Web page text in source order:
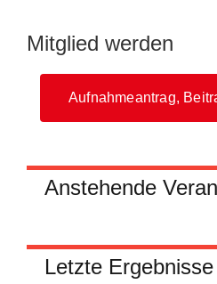
Mitglied werden
Aufnahmeantrag,
Anstehende
Letzte Ergebnisse